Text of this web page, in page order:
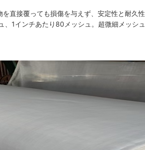
直接覆っても損傷を与えず、安定性と耐久性
1インチあたり80メッシュ。超微細メッシ